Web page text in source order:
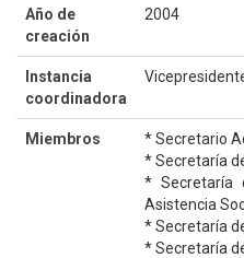
Año de
creación
2004
Instancia
coordinadora
Miembros
* Secretario
* Secretaría
* Secretaría
Asistencia
* Secretaría
* Secretaría